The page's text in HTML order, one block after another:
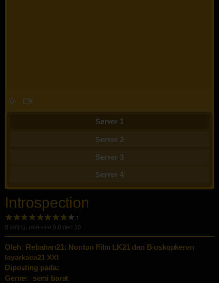
Server 1
Server 2
Server 3
Server 4
Introspection
8 voting, rata-rata 9.0 dari 10
Oleh: Rebahan21: Nonton Film LK21 dan Bioskopkeren
layarkaca21 XXI
Diposting pada:
Genre:
semi barat